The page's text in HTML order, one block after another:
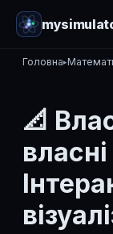
Головна▸
📐